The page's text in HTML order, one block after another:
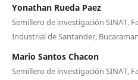
Yonathan Rueda Paez
Semillero de investigación SINAT,
Industrial de Santander,
Mario Santos Chacon
Semillero de investigación SINAT,